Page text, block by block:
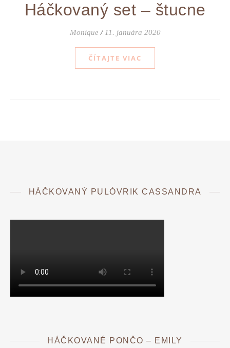
Háčkovaný set – štucne
Monique / 11. januára 2020
ČÍTAJTE VIAC
HÁČKOVANÝ PULÓVRIK CASSANDRA
HÁČKOVANÉ PONČO – EMILY